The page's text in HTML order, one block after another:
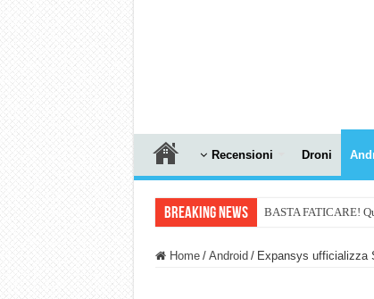
Recensioni Droni
Breaking News BASTA FATICARE!
Home / Android / Expansys ufficializza